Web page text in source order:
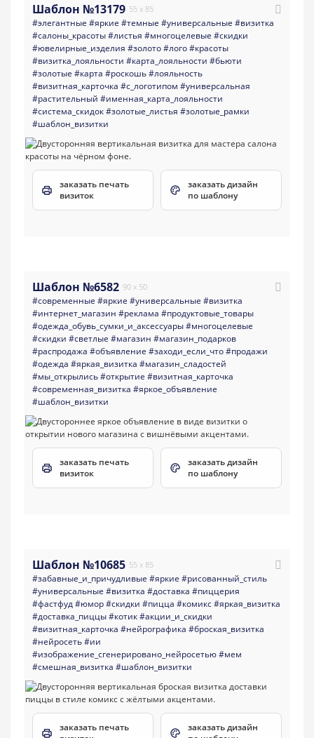
Шаблон №13179 55 x 85
#элегантные #яркие #темные #универсальные #визитка
#салоны_красоты#листья #многоцелевые #скидки
#ювелирные_изделия #золото#лого#красоты
#визитка_лояльности #карта_лояльности #бьюти
#золотые #карта #роскошь#лояльность
#визитная_карточка #с_логотипом #универсальная
#растительный #именная_карта_лояльности
#система_скидок#золотые_листья #золотые_рамки
#шаблон_визитки
заказать печать
визиток
заказать дизайн
по шаблону
Шаблон №6582 90 x 50
#современные #яркие #универсальные #визитка
#интернет_магазин #реклама #продуктовые_товары
#одежда_обувь_сумки_и_аксессуары#многоцелевые
#скидки #светлые #магазин #магазин_подарков
#распродажа #объявление #заходи_если_что#продажи
#одежда #яркая_визитка #магазин_сладостей
#мы_открылись#открытие #визитная_карточка
#современная_визитка #яркое_объявление
#шаблон_визитки
заказать печать
визиток
заказать дизайн
по шаблону
Шаблон №10685 55 x 85
#забавные_и_причудливые #яркие #рисованный_стиль
#универсальные #визитка #доставка #пиццерия
#фастфуд#юмор#скидки #пицца #комикс#яркая_визитка
#доставка_пиццы#котик#акции_и_скидки
#визитная_карточка #нейрографика #броская_визитка
#нейросеть#ии
#изображение_сгенерировано_нейросетью#мем
#смешная_визитка #шаблон_визитки
заказать печать
заказать дизайн